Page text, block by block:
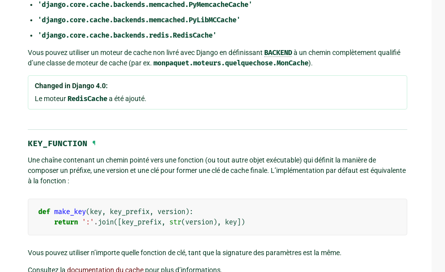
'django.core.cache.backends.memcached.PyMemcacheCache'
'django.core.cache.backends.memcached.PyLibMCCache'
'django.core.cache.backends.redis.RedisCache'
Vous pouvez utiliser un moteur de cache non livré avec Django en définissant BACKENDà un chemin complètement qualifié
d’une classe de moteur de cache (par ex. monpaquet.moteurs.quelquechose.MonCache).
Changed in Django 4.0:
Le moteurRedisCachea été ajouté.
KEY_FUNCTION ¶
Une chaîne contenant un chemin pointé vers une fonction (ou tout autre objet exécutable) qui définit la manière de
composer un préfixe, une version et une clé pour former une clé de cache finale. L’implémentation par défaut est équivalente
à la fonction :
def make_key( key, key_prefix, version ):
return
':' . join([ key_prefix, str(version ), key ])
Vous pouvez utiliser n’importe quelle fonction de clé, tant que la signature des paramètres est la même.
Consultez la documentation du cache pour plus d’informations.